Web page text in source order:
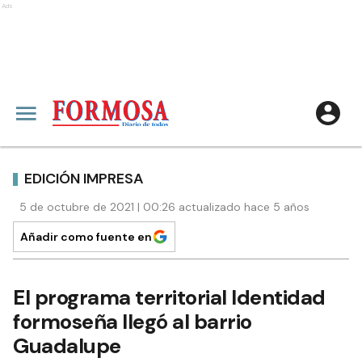
Ads
EDICIÓN IMPRESA
5 de octubre de 2021 | 00:26 actualizado hace 5 años
Añadir como fuente en
El programa territorial Identidad
formoseña llegó al barrio
Guadalupe